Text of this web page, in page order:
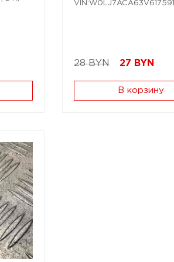
VIN:W0LJ7ACA63V617591
28 BYN 27 BYN
В корзину